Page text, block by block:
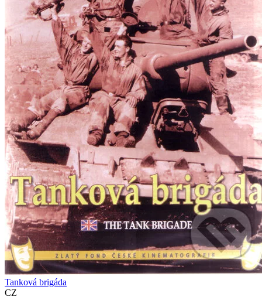
Tanková brigáda
CZ